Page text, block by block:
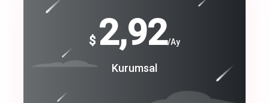
track energy costs
$ 2,92/Ay
Kurumsal
$
240
Coroprate